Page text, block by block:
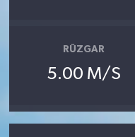
RÜZGAR
5.00 M/S